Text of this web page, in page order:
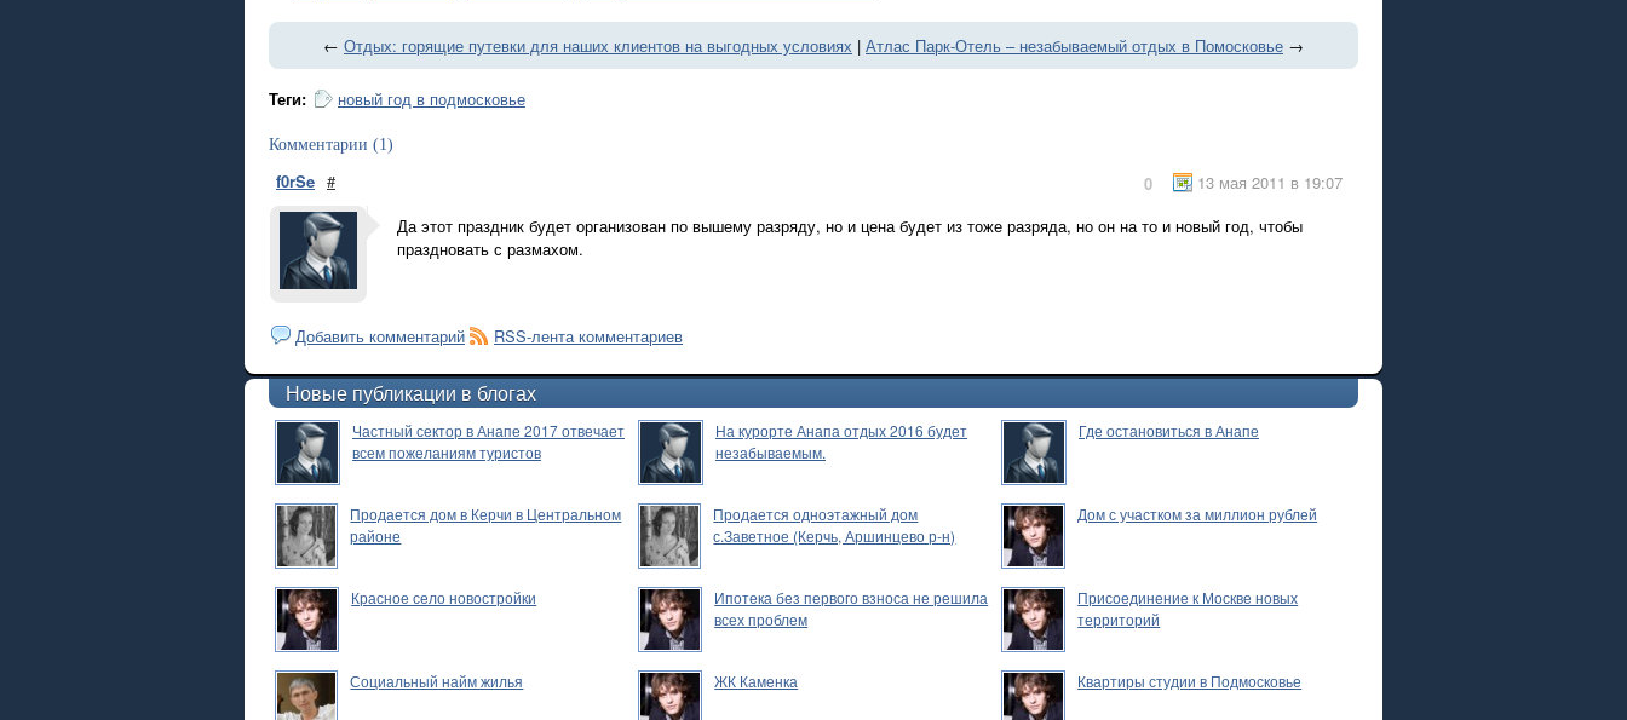
← Отдых: горящие путевки для наших клиентов на выгодных условиях | Атлас Парк-Отель – незабываемый отдых в Помосковье →
Теги: новый год в подмосковье
Комментарии (1)
f0rSe # 13 мая 2011 в 19:07
0
Да этот праздник будет организован по вышему разряду, но и цена будет из тоже разряда, но он на то и новый год, чтобы
праздновать с размахом.
Добавить комментарий RSS-лента комментариев
Новые публикации в блогах
Частный сектор в Анапе 2017 отвечает
всем пожеланиям туристов
На курорте Анапа отдых 2016 будет
незабываемым.
Где остановиться в Анапе
Продается дом в Керчи в Центральном
районе
Продается одноэтажный дом
с.Заветное (Керчь, Аршинцево р-н)
Дом с участком за миллион рублей
Красное село новостройки
Ипотека без первого взноса не решила
всех проблем
Присоединение к Москве новых
территорий
Социальный найм жилья ЖК Каменка Квартиры студии в Подмосковье